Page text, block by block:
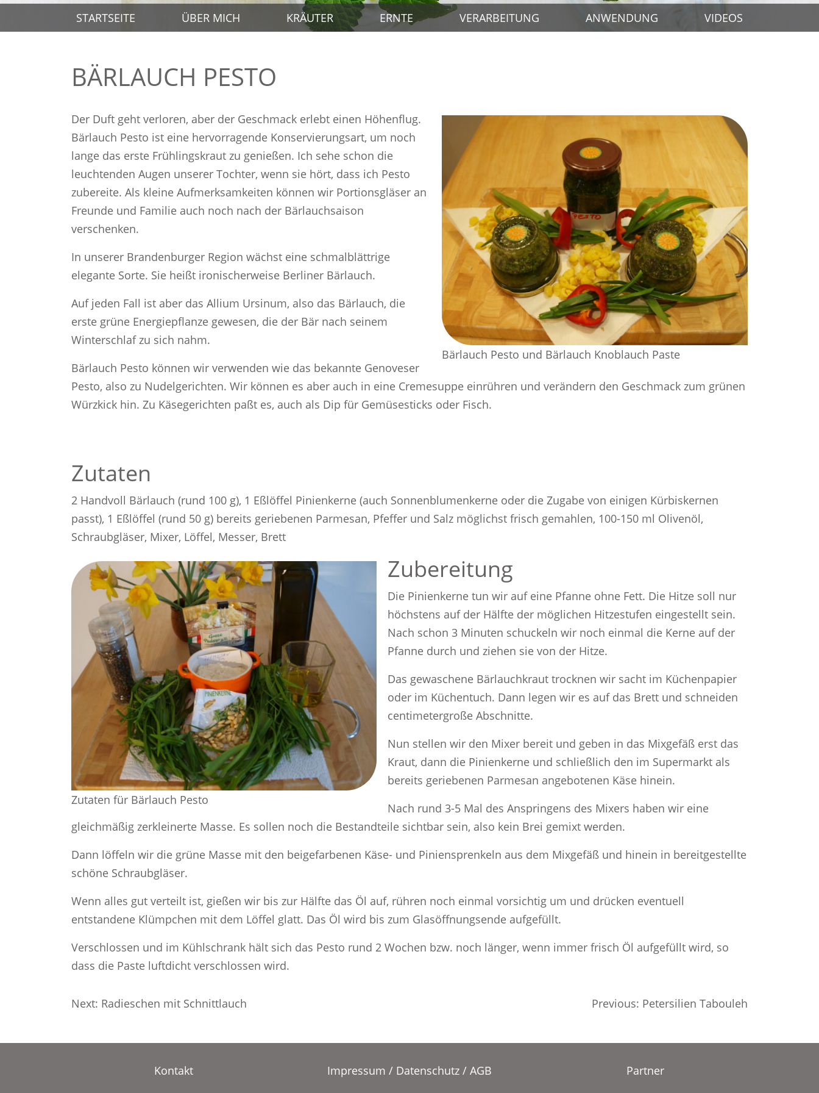
STARTSEITE ÜBER MICH KRÄUTER ERNTE VERARBEITUNG ANWENDUNG VIDEOS
BÄRLAUCH PESTO
Bärlauch Pesto und Bärlauch Knoblauch Paste
Der Duft geht verloren, aber der Geschmack erlebt einen Höhenflug.
Bärlauch Pesto ist eine hervorragende Konservierungsart, um noch
lange das erste Frühlingskraut zu genießen. Ich sehe schon die
leuchtenden Augen unserer Tochter, wenn sie hört, dass ich Pesto
zubereite. Als kleine Aufmerksamkeiten können wir Portionsgläser an
Freunde und Familie auch noch nach der Bärlauchsaison
verschenken.
In unserer Brandenburger Region wächst eine schmalblättrige
elegante Sorte. Sie heißt ironischerweise Berliner Bärlauch.
Auf jeden Fall ist aber das Allium Ursinum, also das Bärlauch, die
erste grüne Energiepflanze gewesen, die der Bär nach seinem
Winterschlaf zu sich nahm.
Bärlauch Pesto können wir verwenden wie das bekannte Genoveser
Pesto, also zu Nudelgerichten. Wir können es aber auch in eine Cremesuppe einrühren und verändern den Geschmack zum grünen
Würzkick hin. Zu Käsegerichten paßt es, auch als Dip für Gemüsesticks oder Fisch.
Zutaten
2 Handvoll Bärlauch (rund 100 g), 1 Eßlöffel Pinienkerne (auch Sonnenblumenkerne oder die Zugabe von einigen Kürbiskernen
passt), 1 Eßlöffel (rund 50 g) bereits geriebenen Parmesan, Pfeffer und Salz möglichst frisch gemahlen, 100-150 ml Olivenöl,
Schraubgläser, Mixer, Löffel, Messer, Brett
Zutaten für Bärlauch Pesto
Zubereitung
Die Pinienkerne tun wir auf eine Pfanne ohne Fett. Die Hitze soll nur
höchstens auf der Hälfte der möglichen Hitzestufen eingestellt sein.
Nach schon 3 Minuten schuckeln wir noch einmal die Kerne auf der
Pfanne durch und ziehen sie von der Hitze.
Das gewaschene Bärlauchkraut trocknen wir sacht im Küchenpapier
oder im Küchentuch. Dann legen wir es auf das Brett und schneiden
centimetergroße Abschnitte.
Nun stellen wir den Mixer bereit und geben in das Mixgefäß erst das
Kraut, dann die Pinienkerne und schließlich den im Supermarkt als
bereits geriebenen Parmesan angebotenen Käse hinein.
Nach rund 3-5 Mal des Anspringens des Mixers haben wir eine
gleichmäßig zerkleinerte Masse. Es sollen noch die Bestandteile sichtbar sein, also kein Brei gemixt werden.
Dann löffeln wir die grüne Masse mit den beigefarbenen Käse- und Piniensprenkeln aus dem Mixgefäß und hinein in bereitgestellte
schöne Schraubgläser.
Wenn alles gut verteilt ist, gießen wir bis zur Hälfte das Öl auf, rühren noch einmal vorsichtig um und drücken eventuell
entstandene Klümpchen mit dem Löffel glatt. Das Öl wird bis zum Glasöffnungsende aufgefüllt.
Verschlossen und im Kühlschrank hält sich das Pesto rund 2 Wochen bzw. noch länger, wenn immer frisch Öl aufgefüllt wird, so
dass die Paste luftdicht verschlossen wird.
Beitragsnavigation Previous: Petersilien Tabouleh
Next: Radieschen mit Schnittlauch
Kontakt Impressum / Datenschutz / AGB Partner